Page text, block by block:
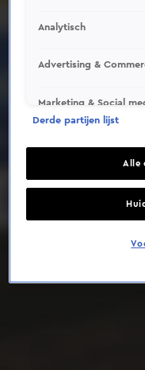
Deze video is niet
Analytisch
Advertising &
Marketing & Social
Derde partijen lijst
Alle